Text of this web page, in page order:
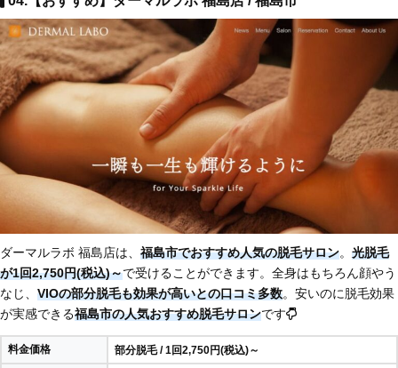
ダーマルラボ 福島店は、 福島市でおすすめ人気の脱毛サロン。 光脱毛
が1回2,750円(税込)～で受けることができます。全身はもちろん顔やう
なじ、 VIOの部分脱毛も効果が高いとの口コミ多数。安いのに脱毛効果
が実感できる福島市の人気おすすめ脱毛サロンです
料金価格 部分脱毛 / 1回2,750円(税込)～